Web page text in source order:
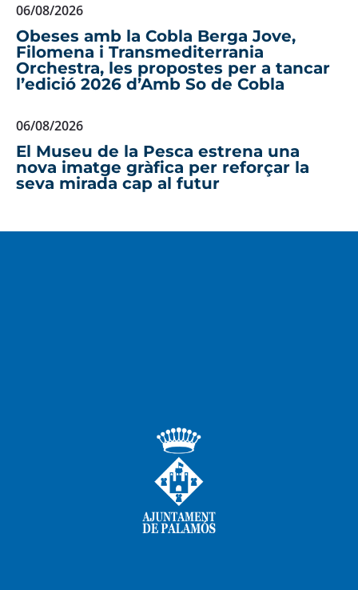
06/08/2026
Obeses amb la Cobla Berga Jove,
Filomena i Transmediterrania
Orchestra, les propostes per a tancar
l’edició 2026 d’Amb So de Cobla
06/08/2026
El Museu de la Pesca estrena una
nova imatge gràfica per reforçar la
seva mirada cap al futur